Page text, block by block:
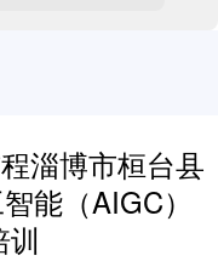
淄博市桓台县
能（AIGC）
训